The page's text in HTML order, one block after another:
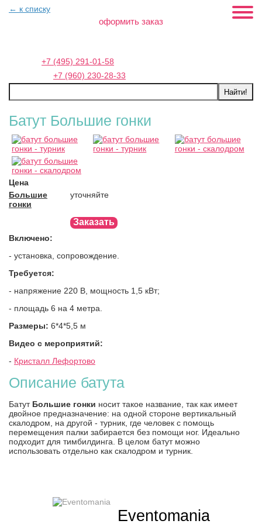
← к списку
оформить заказ
+7 (495) 291-01-58
+7 (960) 230-28-33
Батут Большие гонки
Цена
Большие
гонки
уточняйте
Заказать
Включено:
- установка, сопровождение.
Требуется:
- напряжение 220 В, мощность 1,5 кВт;
- площадь 6 на 4 метра.
Размеры: 6*4*5,5 м
Видео с мероприятий:
- Кристалл Лефортово
Описание батута
Батут Большие гонки носит такое название, так как имеет
двойное предназначение: на одной стороне вертикальный
скалодром, на другой - турник, где человек с помощь
перемещения палки забирается без помощи ног. Идеально
подходит для тимбилдинга. В целом батут можно
использовать отдельно как скалодром и турник.
Eventomania